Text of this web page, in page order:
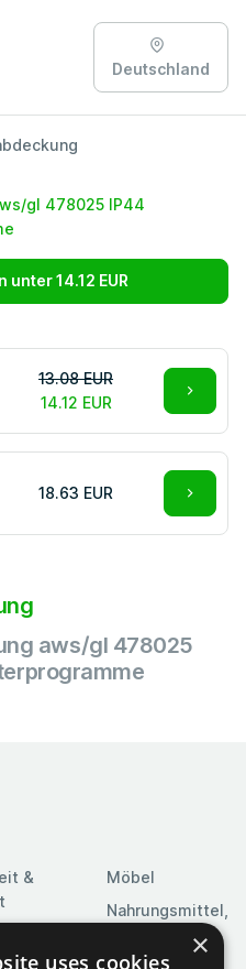
Deutschland
14.12 EUR
13.08 EUR
14.12 EUR
18.63 EUR
aws/gl 478025
&
Möbel
Nahrungsmittel,
Tabak
×
uses cookies